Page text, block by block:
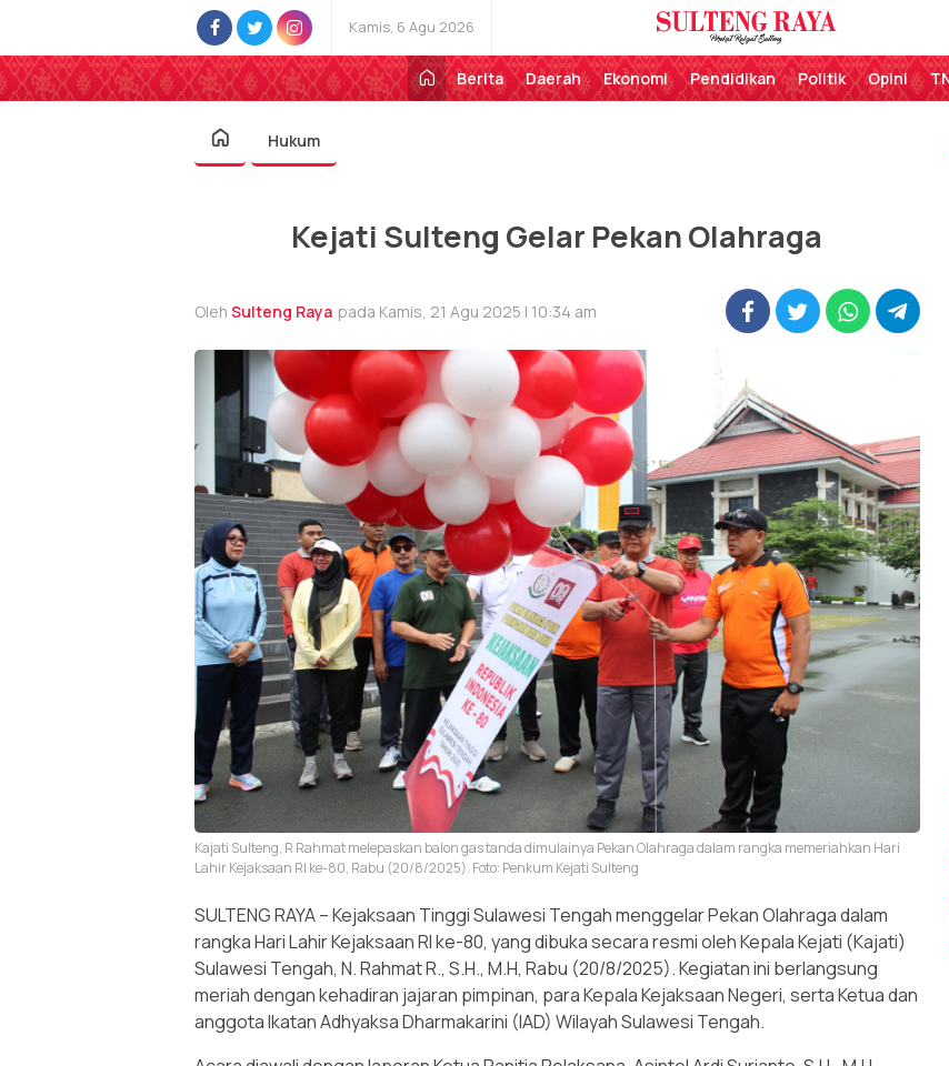
Kamis, 6 Agu 2026
Sulteng Raya
Perekat Rakyat Sulteng
Berita
Daerah Ekonomi Pendidikan Politik Opini
Hukum
Kejati Sulteng Gelar Pekan Olahraga
Oleh Sulteng Raya pada Kamis, 21 Agu 2025 | 10:34 am
Kajati Sulteng, R Rahmat melepaskan balon gas tanda dimulainya Pekan Olahraga dalam rangka memeriahkan Hari
Lahir Kejaksaan RI ke-80, Rabu (20/8/2025). Foto: Penkum Kejati Sulteng
SULTENG RAYA – Kejaksaan Tinggi Sulawesi Tengah menggelar Pekan Olahraga dalam
rangka Hari Lahir Kejaksaan RI ke-80, yang dibuka secara resmi oleh Kepala Kejati (Kajati)
Sulawesi Tengah, N. Rahmat R., S.H., M.H, Rabu (20/8/2025). Kegiatan ini berlangsung
meriah dengan kehadiran jajaran pimpinan, para Kepala Kejaksaan Negeri, serta Ketua dan
anggota Ikatan Adhyaksa Dharmakarini (IAD) Wilayah Sulawesi Tengah.